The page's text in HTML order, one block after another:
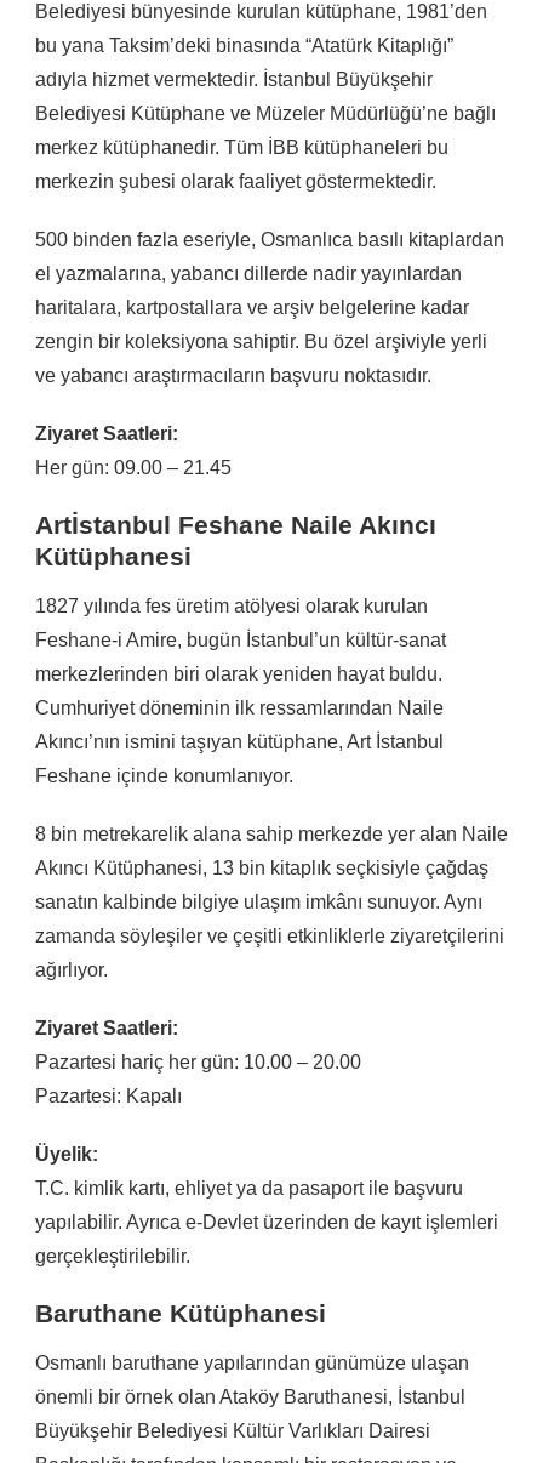
Belediyesi bünyesinde kurulan kütüphane, 1981’den
bu yana Taksim’deki binasında “Atatürk Kitaplığı”
adıyla hizmet vermektedir. İstanbul Büyükşehir
Belediyesi Kütüphane ve Müzeler Müdürlüğü’ne bağlı
merkez kütüphanedir. Tüm İBB kütüphaneleri bu
merkezin şubesi olarak faaliyet göstermektedir.
500 binden fazla eseriyle, Osmanlıca basılı kitaplardan
el yazmalarına, yabancı dillerde nadir yayınlardan
haritalara, kartpostallara ve arşiv belgelerine kadar
zengin bir koleksiyona sahiptir. Bu özel arşiviyle yerli
ve yabancı araştırmacıların başvuru noktasıdır.
Ziyaret Saatleri:
Her gün: 09.00 – 21.45
Artİstanbul Feshane Naile Akıncı
Kütüphanesi
1827 yılında fes üretim atölyesi olarak kurulan
Feshane-i Amire, bugün İstanbul’un kültür-sanat
merkezlerinden biri olarak yeniden hayat buldu.
Cumhuriyet döneminin ilk ressamlarından Naile
Akıncı’nın ismini taşıyan kütüphane, Art İstanbul
Feshane içinde konumlanıyor.
8 bin metrekarelik alana sahip merkezde yer alan Naile
Akıncı Kütüphanesi, 13 bin kitaplık seçkisiyle çağdaş
sanatın kalbinde bilgiye ulaşım imkânı sunuyor. Aynı
zamanda söyleşiler ve çeşitli etkinliklerle ziyaretçilerini
ağırlıyor.
Ziyaret Saatleri:
Pazartesi hariç her gün: 10.00 – 20.00
Pazartesi: Kapalı
Üyelik:
T.C. kimlik kartı, ehliyet ya da pasaport ile başvuru
yapılabilir. Ayrıca e-Devlet üzerinden de kayıt işlemleri
gerçekleştirilebilir.
Baruthane Kütüphanesi
Osmanlı baruthane yapılarından günümüze ulaşan
önemli bir örnek olan Ataköy Baruthanesi, İstanbul
Büyükşehir Belediyesi Kültür Varlıkları Dairesi